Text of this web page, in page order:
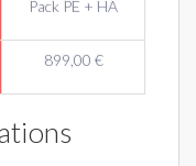
Pack PE + HA
899,00 €